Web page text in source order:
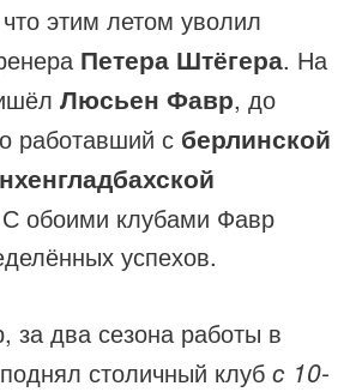
этим летом уволил
Петера Штёгера. На
Люсьен Фавр, до
работавший с берлинской
обоими клубами Фавр
успехов.
за два сезона работы в
столичный клубс 10-